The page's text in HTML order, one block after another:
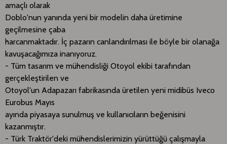
amaçlı olarak
Doblo'nun yanında yeni bir modelin daha üretimine
geçilmesine çaba
harcanmaktadır. İç pazarın canlandırılması ile böyle bir olanağa
kavuşacağımıza inanıyoruz.
- Tüm tasarım ve mühendisliği Otoyol ekibi tarafından
gerçekleştirilen ve
Otoyol'un Adapazarı fabrikasında üretilen yeni midibüs Iveco
Eurobus Mayıs
ayında piyasaya sunulmuş ve kullanıcıların beğenisini
kazanmıştır.
- Türk Traktör'deki mühendislerimizin yürüttüğü çalışmayla